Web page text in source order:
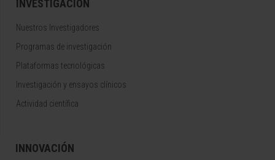
INVESTIGACIÓN
Nuestros Investigadores
Programas de investigación
Plataformas tecnológicas
Investigación y ensayos clínicos
Actividad científica
INNOVACIÓN